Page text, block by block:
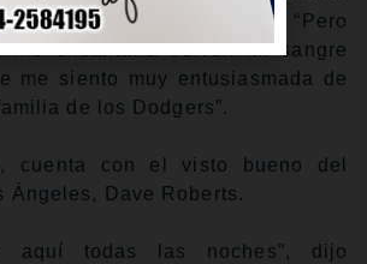
telefónica con MLB.com. “Pero
me encantaría volver. Mi sangre
me siento muy entusiasmada de
de los Dodgers”.
cuenta con el visto bueno del
Ángeles, Dave Roberts.
aquí todas las noches”, dijo